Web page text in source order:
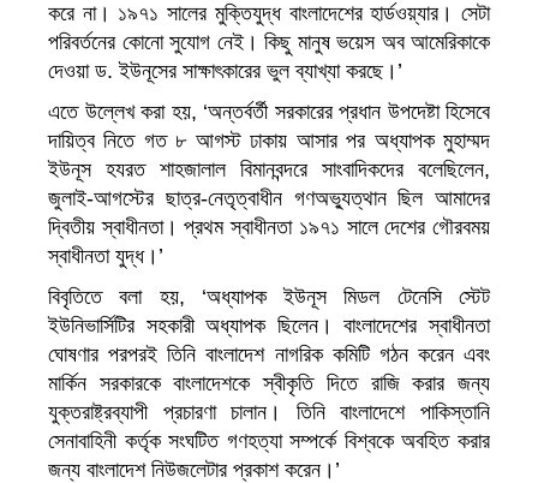
করে না। ১৯৭১ সালের মুক্তিযুদ্ধ বাংলাদেশের হার্ডওয়্যার। সেটা
পরিবর্তনের কোনো সুযোগ নেই। কিছু মানুষ ভয়েস অব আমেরিকাকে
দেওয়া ড. ইউনূসের সাক্ষাৎকারের ভুল ব্যাখ্যা করছে।’
এতে উল্লেখ করা হয়, ‘অন্তর্বর্তী সরকারের প্রধান উপদেষ্টা হিসেবে
দায়িত্ব নিতে গত ৮ আগস্ট ঢাকায় আসার পর অধ্যাপক মুহাম্মদ
ইউনূস হযরত শাহজালাল বিমানবন্দরে সাংবাদিকদের বলেছিলেন,
জুলাই-আগস্টের ছাত্র-নেতৃত্বাধীন গণঅভ্যুত্থান ছিল আমাদের
দ্বিতীয় স্বাধীনতা। প্রথম স্বাধীনতা ১৯৭১ সালে দেশের গৌরবময়
স্বাধীনতা যুদ্ধ।’
বিবৃতিতে বলা হয়, ‘অধ্যাপক ইউনূস মিডল টেনেসি স্টেট
ইউনিভার্সিটির সহকারী অধ্যাপক ছিলেন। বাংলাদেশের স্বাধীনতা
ঘোষণার পরপরই তিনি বাংলাদেশ নাগরিক কমিটি গঠন করেন এবং
মার্কিন সরকারকে বাংলাদেশকে স্বীকৃতি দিতে রাজি করার জন্য
যুক্তরাষ্ট্রব্যাপী প্রচারণা চালান। তিনি বাংলাদেশে পাকিস্তানি
সেনাবাহিনী কর্তৃক সংঘটিত গণহত্যা সম্পর্কে বিশ্বকে অবহিত করার
জন্য বাংলাদেশ নিউজলেটার প্রকাশ করেন।’